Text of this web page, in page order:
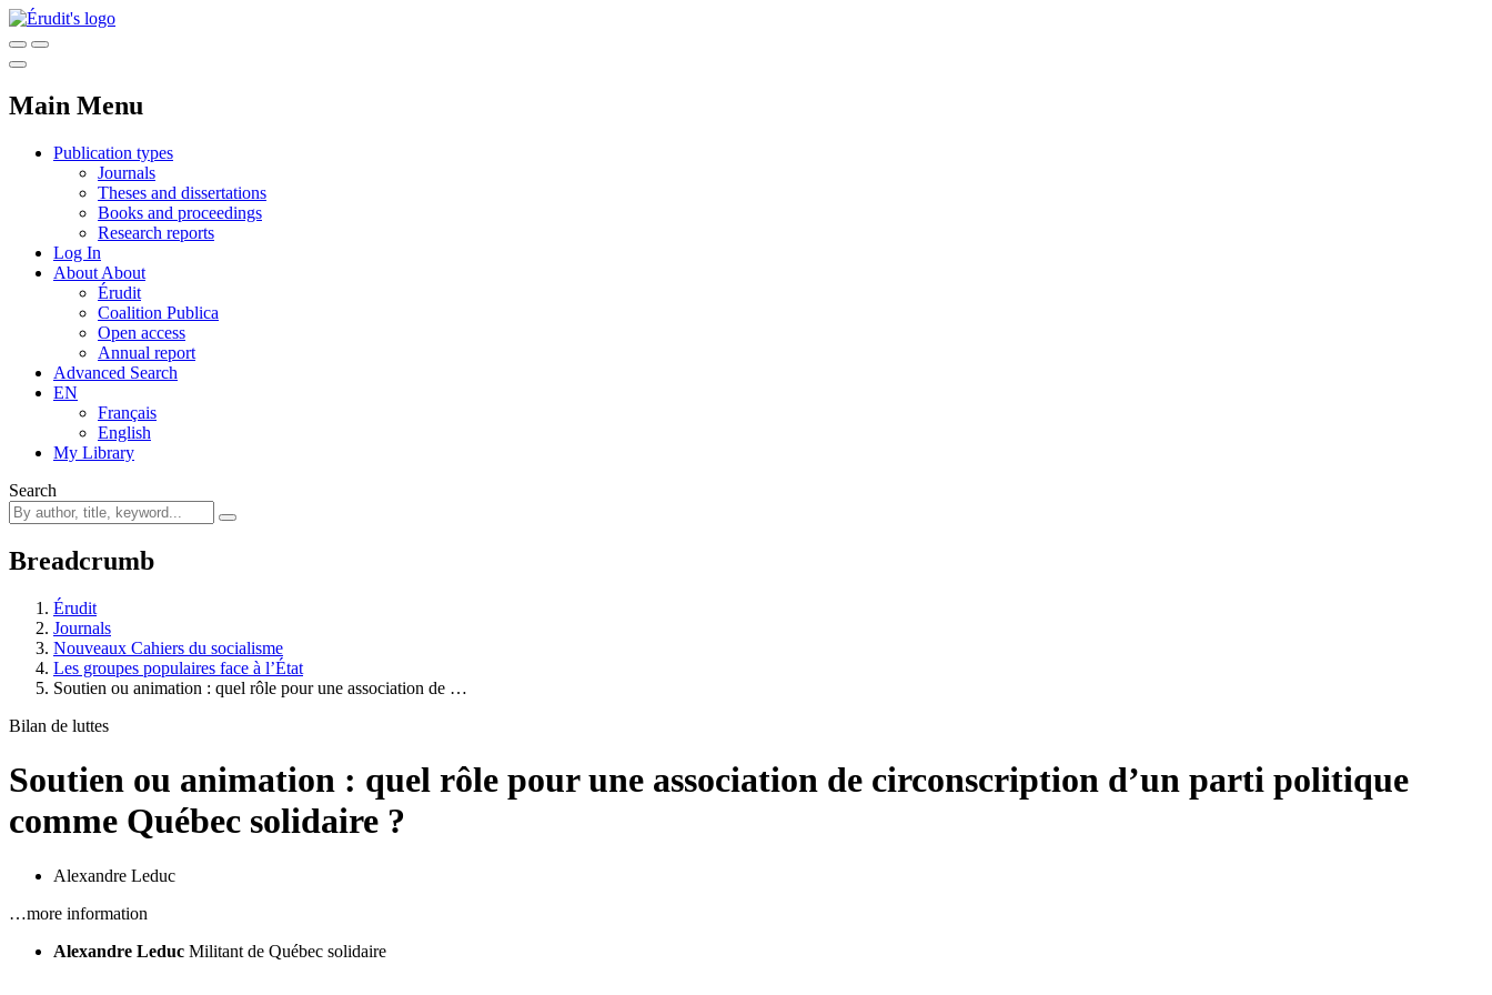
Main Menu
Publication types
Journals
Theses and dissertations
Books and proceedings
Research reports
Log In
About About
Érudit
Coalition Publica
Open access
Annual report
Advanced Search
EN
Français
English
My Library
Search
Breadcrumb
Érudit
Journals
Nouveaux Cahiers du socialisme
Les groupes populaires face à l’État
Soutien ou animation : quel rôle pour une association de …
Bilan de luttes
Soutien ou animation : quel rôle pour une association de circonscription d’un parti politique
comme Québec solidaire ?
Alexandre Leduc
…more information
Alexandre Leduc Militant de Québec solidaire